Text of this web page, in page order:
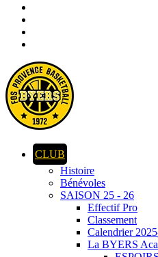
CLUB
Histoire
Bénévoles
SAISON 25 - 26
Effectif Pro
Classement
Calendrier
La BYERS